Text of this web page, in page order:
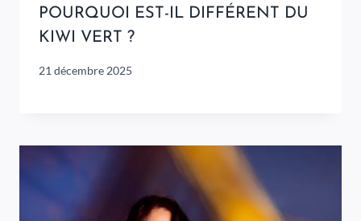
POURQUOI EST-IL DIFFÉRENT DU
KIWI VERT ?
21 décembre 2025